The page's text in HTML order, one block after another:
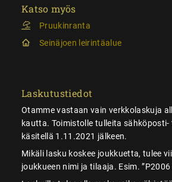
Katso myös
Pruukinranta
Seinäjoen leirintäalue
Laskutustiedot
Otamme vastaan vain verkkolaskuja
kautta. Toimistolle tulleita sähköposti-
käsitellä 1.11.2021 jälkeen.
Mikäli lasku koskee joukkuetta, tulee
joukkueen nimi ja tilaaja. Esim.